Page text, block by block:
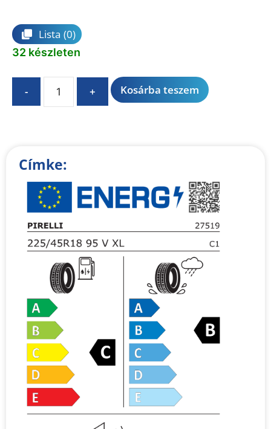
Lista (0)
32 készleten
- + Kosárba teszem
t
i
v
e
:
Címke: